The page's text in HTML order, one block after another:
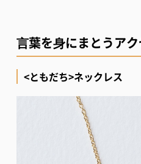
⾔葉を⾝にまとうア
<ともだち>ネックレス